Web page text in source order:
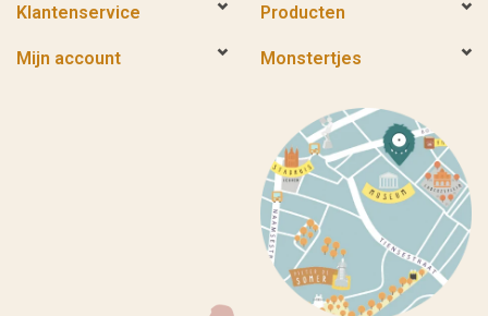
Klantenservice Producten
Mijn account Monstertjes